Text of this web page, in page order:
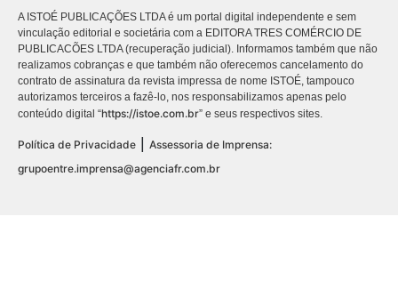
A ISTOÉ PUBLICAÇÕES LTDA é um portal digital independente e sem
vinculação editorial e societária com a EDITORA TRES COMÉRCIO DE
PUBLICACÕES LTDA (recuperação judicial). Informamos também que não
realizamos cobranças e que também não oferecemos cancelamento do
contrato de assinatura da revista impressa de nome ISTOÉ, tampouco
autorizamos terceiros a fazê-lo, nos responsabilizamos apenas pelo
conteúdo digital “https://istoe.com.br” e seus respectivos sites.
Política de Privacidade
Assessoria de Imprensa:
grupoentre.imprensa@agenciafr.com.br